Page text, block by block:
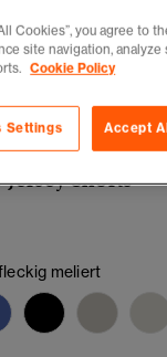
Shorts
meliert
Cookies”, you agree to
site navigation, analyze
Cookie Policy
Accept
Settings